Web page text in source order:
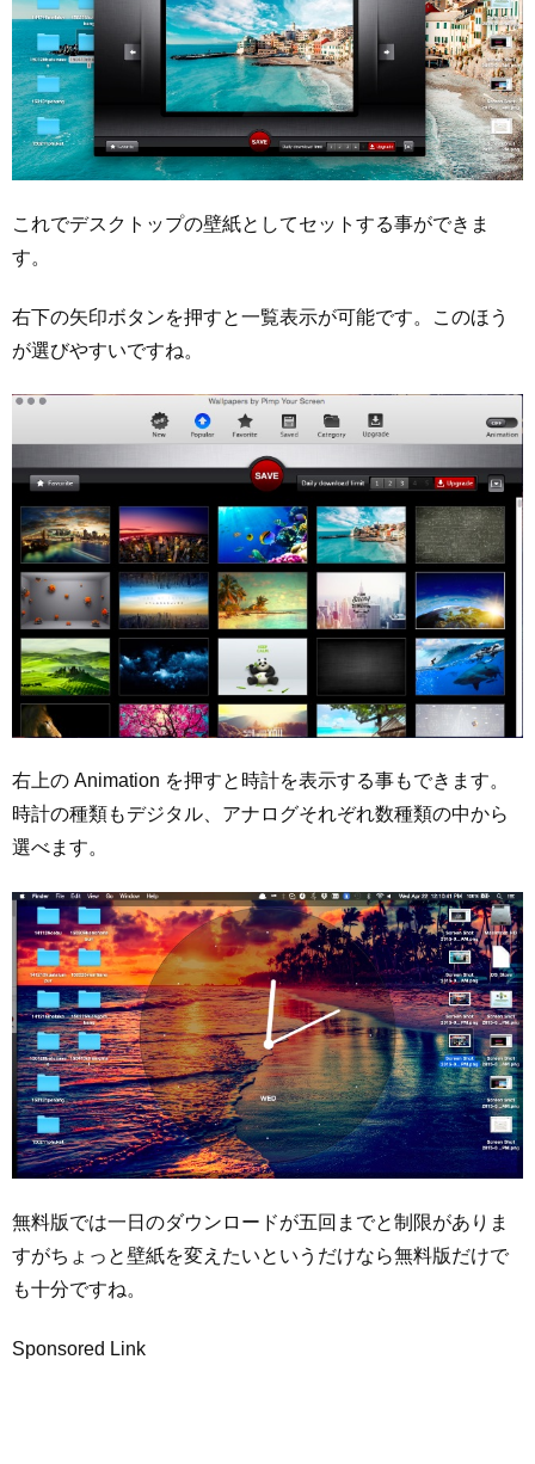
これでデスクトップの壁紙としてセットする事ができま
す。
右下の矢印ボタンを押すと一覧表示が可能です。このほう
が選びやすいですね。
右上の Animation を押すと時計を表示する事もできます。
時計の種類もデジタル、アナログそれぞれ数種類の中から
選べます。
無料版では一日のダウンロードが五回までと制限がありま
すがちょっと壁紙を変えたいというだけなら無料版だけで
も十分ですね。
Sponsored Link